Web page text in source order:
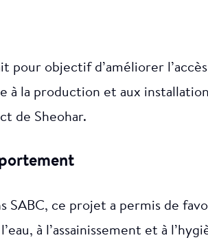
pour objectif d’améliorer l’accès
à la production et aux
de Sheohar.
SABC, ce projet a permis de
à l’assainissement et à